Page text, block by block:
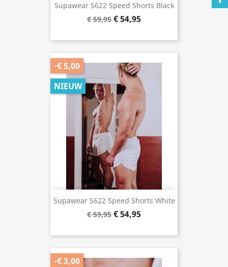
Supawear S622 Speed Shorts Black
€ 59,95 € 54,95
Supawear S622 Speed Shorts White
€ 59,95 € 54,95
-€ 5,00
NIEUW
-€ 3,00